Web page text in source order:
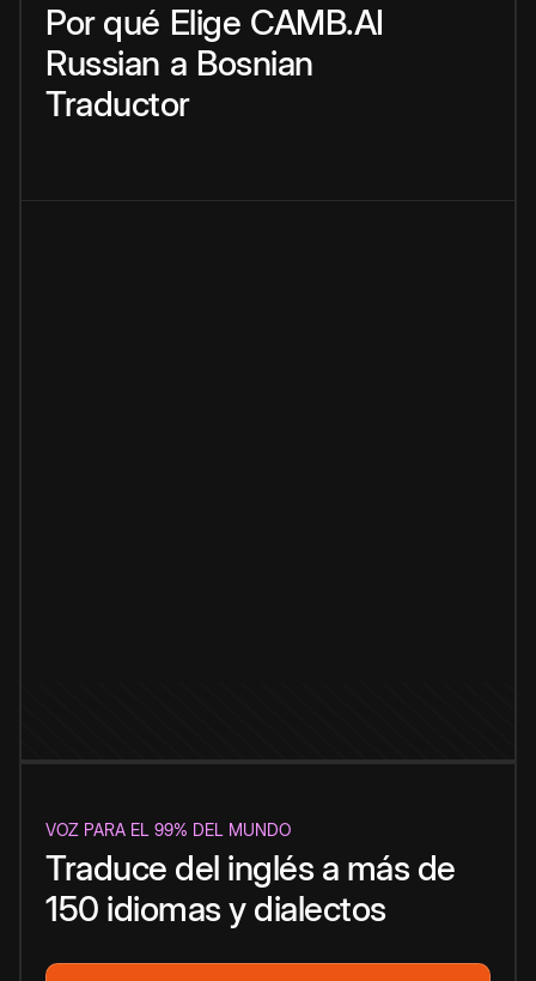
Por qué Elige CAMB.AI
Russian a Bosnian
Traductor
VOZ PARA EL 99% DEL MUNDO
Traduce del inglés a más de
150 idiomas y dialectos